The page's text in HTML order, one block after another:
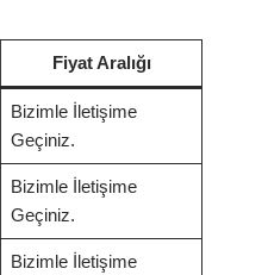
Fiyat Aralığı
Bizimle İletişime
Geçiniz.
Bizimle İletişime
Geçiniz.
Bizimle İletişime